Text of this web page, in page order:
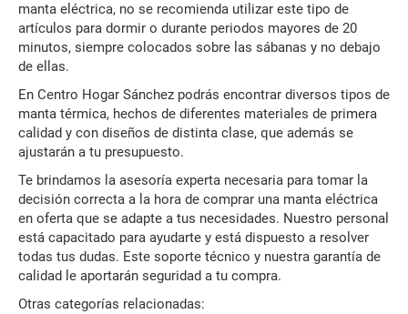
manta eléctrica, no se recomienda utilizar este tipo de
artículos para dormir o durante periodos mayores de 20
minutos, siempre colocados sobre las sábanas y no debajo
de ellas.
En Centro Hogar Sánchez podrás encontrar diversos tipos de
manta térmica, hechos de diferentes materiales de primera
calidad y con diseños de distinta clase, que además se
ajustarán a tu presupuesto.
Te brindamos la asesoría experta necesaria para tomar la
decisión correcta a la hora de comprar una manta eléctrica
en oferta que se adapte a tus necesidades. Nuestro personal
está capacitado para ayudarte y está dispuesto a resolver
todas tus dudas. Este soporte técnico y nuestra garantía de
calidad le aportarán seguridad a tu compra.
Otras categorías relacionadas: